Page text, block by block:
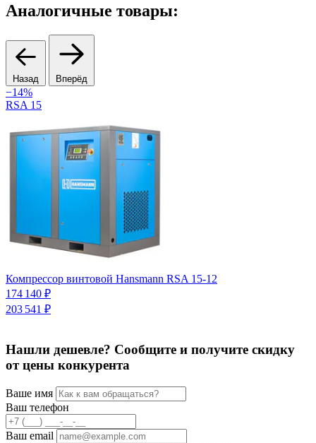
Аналогичные товары:
Назад Вперёд
−14%
RSA 15
Компрессор винтовой Hansmann RSA 15-12
174 140 ₽
203 541 ₽
Нашли дешевле? Сообщите и получите скидку
от цены конкурента
Ваше имя
Ваш телефон
Ваш email